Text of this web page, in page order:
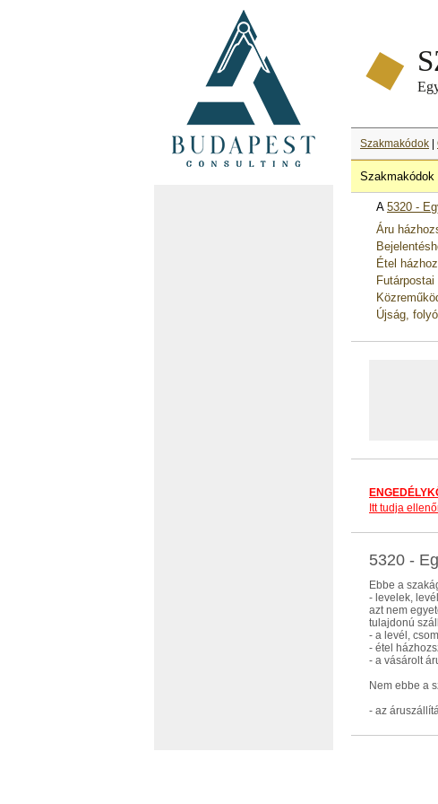
Szakmakódok
Szakmakódok
A 5320 -
Áru
Étel
Újság,
Itt tudja
5320 -
Ebbe a
- levelek,
azt nem
tulajdonú
- a levél,
- étel
- a vásárolt
Nem ebbe a
- az